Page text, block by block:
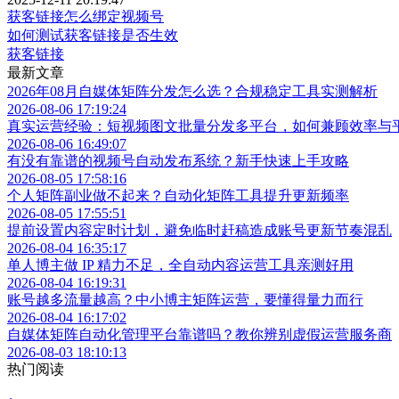
获客链接怎么绑定视频号
如何测试获客链接是否生效
获客链接
最新文章
2026年08月自媒体矩阵分发怎么选？合规稳定工具实测解析
2026-08-06 17:19:24
真实运营经验：短视频图文批量分发多平台，如何兼顾效率与
2026-08-06 16:49:07
有没有靠谱的视频号自动发布系统？新手快速上手攻略
2026-08-05 17:58:16
个人矩阵副业做不起来？自动化矩阵工具提升更新频率
2026-08-05 17:55:51
提前设置内容定时计划，避免临时赶稿造成账号更新节奏混乱
2026-08-04 16:35:17
单人博主做 IP 精力不足，全自动内容运营工具亲测好用
2026-08-04 16:19:31
账号越多流量越高？中小博主矩阵运营，要懂得量力而行
2026-08-04 16:17:02
自媒体矩阵自动化管理平台靠谱吗？教你辨别虚假运营服务商
2026-08-03 18:10:13
热门阅读